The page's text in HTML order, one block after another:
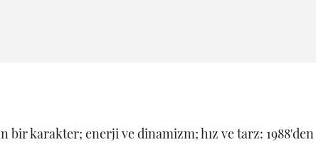
bir karakter; enerji ve dinamizm; hız ve tarz: 1988'den